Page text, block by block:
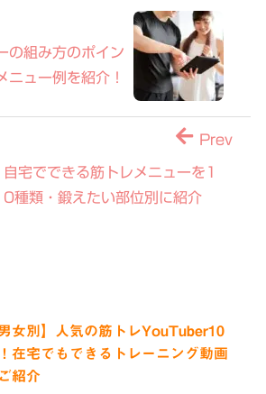
の組み方のポイン
ニュー例を紹介！
自宅でできる筋トレメニューを1
0種類・鍛えたい部位別に紹介
Prev
男女別】人気の筋トレYouTuber10
在宅でもできるトレーニング動画
紹介